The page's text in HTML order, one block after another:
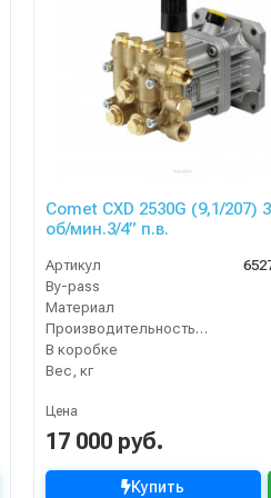
Comet CXD 2530G (9,1/207)
об/мин.3/4” п.в.
Артикул
By-pass
Материал
Производительность (л/мин)
В коробке
Вес, кг
Цена
17 000 руб.
Купить